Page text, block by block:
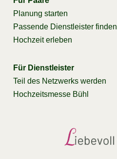
Planung starten
Passende Dienstleister finden
Hochzeit erleben
Für Dienstleister
Teil des Netzwerks werden
Hochzeitsmesse Bühl